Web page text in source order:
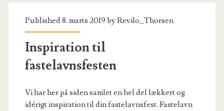
Tag:
<span>inspiraiton
til
fastelavn</span>
Published 8. marts 2019 byRevilo_Thorsen
Inspiration til
fastelavnsfesten
Vi har her på siden samlet en hel del lækkert og
idérigt inspiration til din fastelavnsfest. Fastelavn